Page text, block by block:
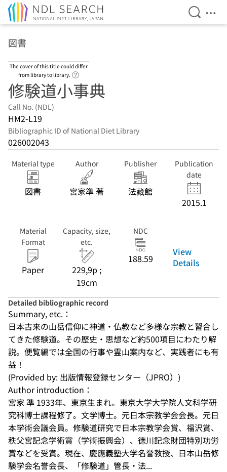
Open
図書
The cover of this title could differ
from library to library.
修験道小事典
Call No. (NDL)
HM2-L19
Bibliographic ID of National Diet Library
026002043
Material type
図書
Author
宮家準 著
Publisher
法藏館
Publication
date
2015.1
Material
Format
Paper
Capacity, size,
etc.
229,9p ;
19cm
NDC
188.59
View
Details
Detailed bibliographic record
Summary, etc.：
日本古来の山岳信仰に神道・仏教など多様な宗教と習合し
てきた修験道。その歴史・思想など約500項目にわたり解
説。便覧編では全国の行事や霊山案内など、実践者にも有
益！
(Provided by: 出版情報登録センター（JPRO）)
Author introduction：
宮家 準 1933年、東京生まれ。東京大学大学院人文科学研
究科博士課程修了。文学博士。元日本宗教学会会長。元日
本学術会議会員。修験道研究で日本宗教学会賞、福沢賞、
秩父宮記念学術賞（学術振興会）、徳川記念財団特別功労
賞などを受賞。現在、慶應義塾大学名誉教授、日本山岳修
験学会名誉会長、「修験道」管長・法...